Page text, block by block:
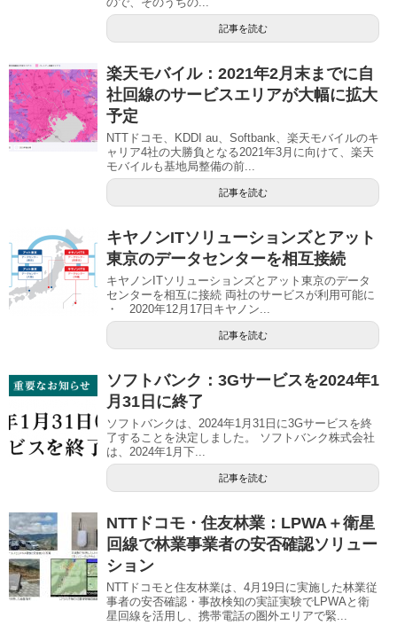
記事を読む
楽天モバイル：2021年2月末までに自
社回線のサービスエリアが大幅に拡大
予定
NTTドコモ、KDDI au、Softbank、楽天モバイルのキ
ャリア4社の大勝負となる2021年3月に向けて、楽天
モバイルも基地局整備の前...
記事を読む
キヤノンITソリューションズとアット
東京のデータセンターを相互接続
キヤノンITソリューションズとアット東京のデータ
センターを相互に接続 両社のサービスが利用可能に
・ 2020年12月17日キヤノン...
記事を読む
ソフトバンク：3Gサービスを2024年1
月31日に終了
ソフトバンクは、2024年1月31日に3Gサービスを終
了することを決定しました。 ソフトバンク株式会社
は、2024年1月下...
記事を読む
NTTドコモ・住友林業：LPWA＋衛星
回線で林業事業者の安否確認ソリュー
ション
NTTドコモと住友林業は、4月19日に実施した林業従
事者の安否確認・事故検知の実証実験でLPWAと衛
星回線を活用し、携帯電話の圏外エリアで緊...